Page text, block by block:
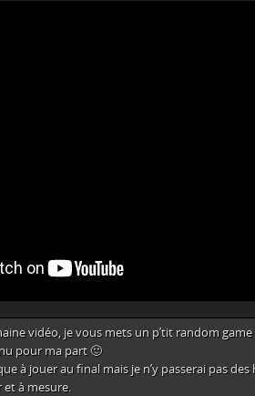
vidéo, je vous mets un p’tit random game
pour ma part 🙂
à jouer au final mais je n’y passerai pas
et à mesure.